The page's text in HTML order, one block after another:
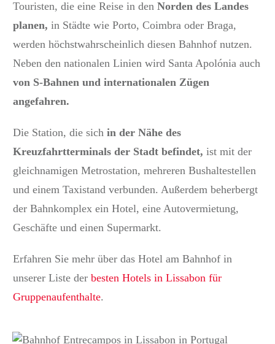
Touristen, die eine Reise in den Norden des Landes
planen, in Städte wie Porto, Coimbra oder Braga,
werden höchstwahrscheinlich diesen Bahnhof nutzen.
Neben den nationalen Linien wird Santa Apolónia auch
von S-Bahnen und internationalen Zügen
angefahren.
Die Station, die sich in der Nähe des
Kreuzfahrtterminals der Stadt befindet, ist mit der
gleichnamigen Metrostation, mehreren Bushaltestellen
und einem Taxistand verbunden. Außerdem beherbergt
der Bahnkomplex ein Hotel, eine Autovermietung,
Geschäfte und einen Supermarkt.
Erfahren Sie mehr über das Hotel am Bahnhof in
unserer Liste der besten Hotels in Lissabon für
Gruppenaufenthalte.